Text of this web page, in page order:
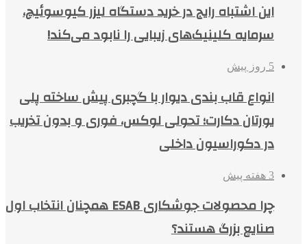
این اشتباه رایج در خرید دستگاه لیزر کیوسوئیچ،
سرمایه کلینیک‌های زیبایی را نابود می‌کند!
5 روز پیش
انواع قاب بندی دیوار با گچبری پیش ساخته پلی
یورتان دکارت؛ تحولی لوکس، فوری و بدون تخریب
در دکوراسیون داخلی
3 هفته پیش
چرا محصولات جوشکاری ESAB همچنان انتخاب اول
صنایع بزرگ هستند؟